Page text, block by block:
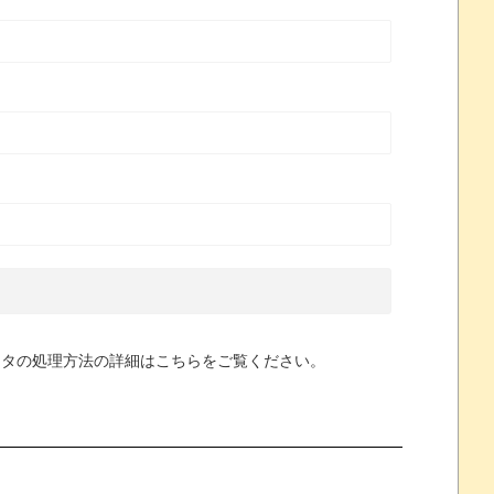
の処理方法の詳細はこちらをご覧ください。